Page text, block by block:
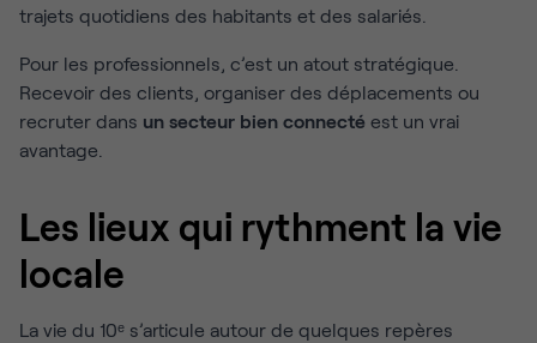
trajets quotidiens des habitants et des salariés.
Pour les professionnels, c’est un atout stratégique.
Recevoir des clients, organiser des déplacements ou
recruter dans un secteur bien connecté est un vrai
avantage.
Les lieux qui rythment la vie
locale
La vie du 10ᵉ s’articule autour de quelques repères